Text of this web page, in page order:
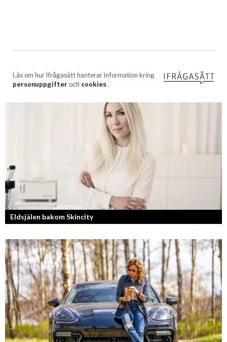
Eldsjälen bakom Skincity
Annica Forsgren Kjellman ligger bakom skönhetsimperiet Skincity –
professionell hudvård online.